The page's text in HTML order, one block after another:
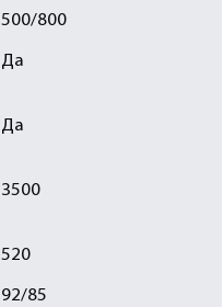
500/800
Да
Да
3500
520
92/85